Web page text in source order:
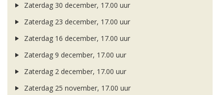
Zaterdag 30 december, 17.00 uur
Zaterdag 23 december, 17.00 uur
Zaterdag 16 december, 17.00 uur
Zaterdag 9 december, 17.00 uur
Zaterdag 2 december, 17.00 uur
Zaterdag 25 november, 17.00 uur